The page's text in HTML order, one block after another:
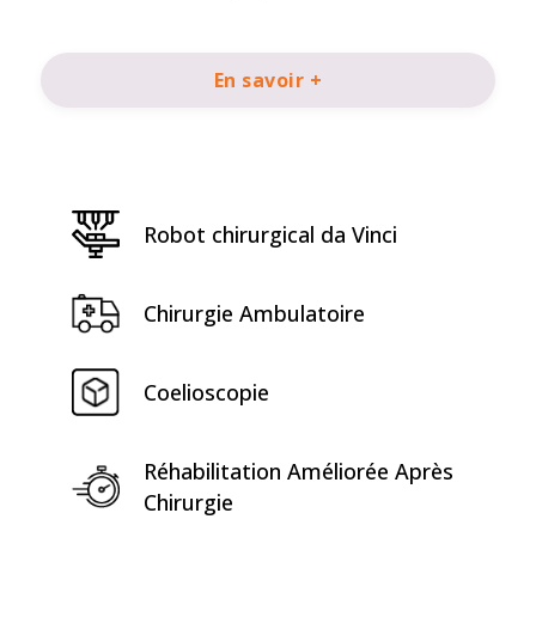
En savoir +
Robot chirurgical da Vinci
Chirurgie Ambulatoire
Coelioscopie
Réhabilitation Améliorée Après
Chirurgie